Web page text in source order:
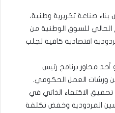
صناعة تكريرية وطنية،
الحالي للسوق الوطنية من
اقتصادية كافية لجلب
محاور برنامج رئيس
ورشات العمل الحكومي.
الاكتفاء الذاتي في
المردودية وخفض تكلفة